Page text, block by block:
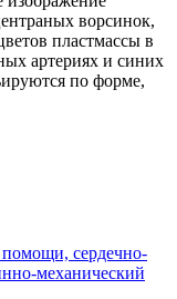
ворсинок,
пластмассы в
артериях и синих
по форме,